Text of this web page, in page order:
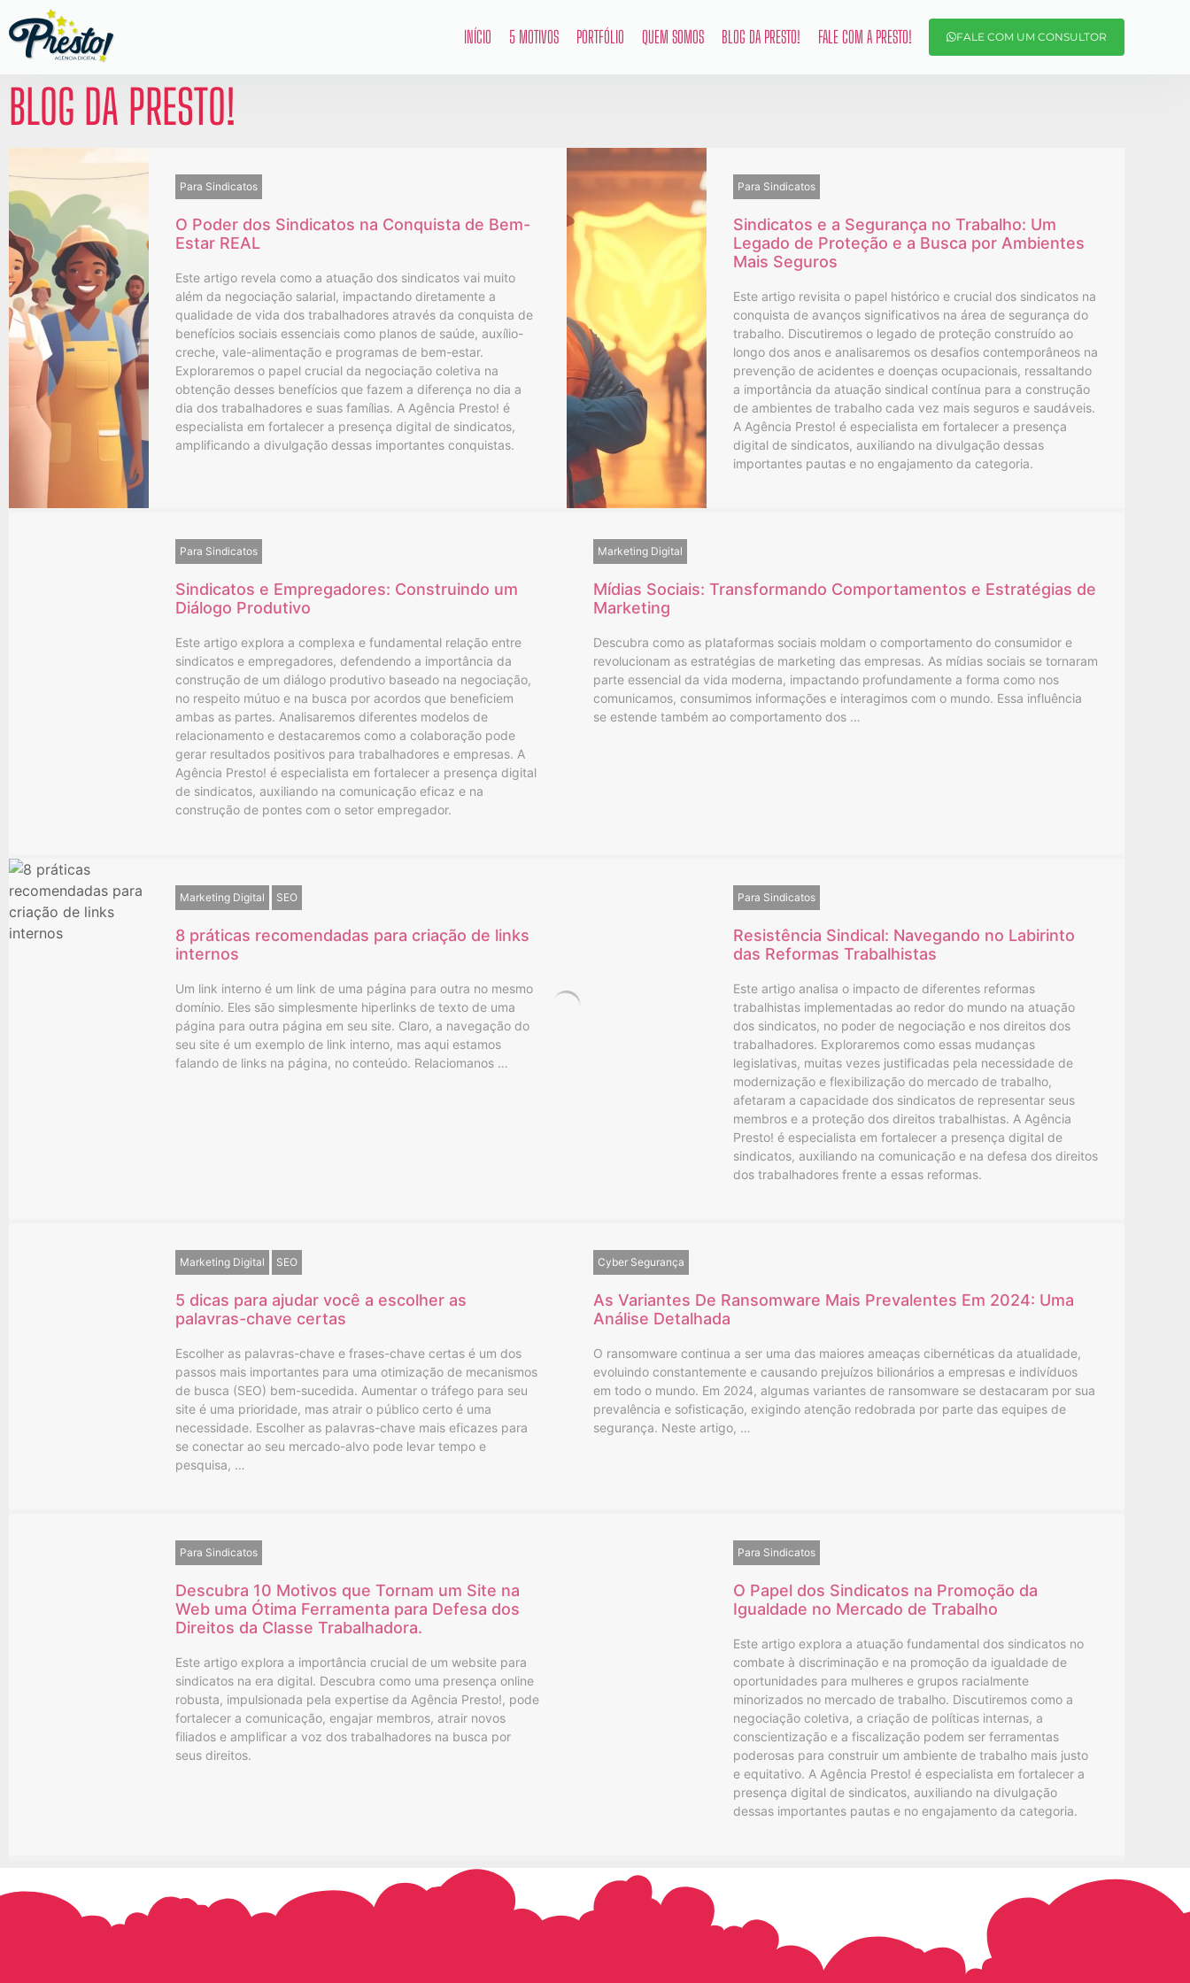
INÍCIO 5 MOTIVOS PORTFÓLIO QUEM SOMOS BLOG DA PRESTO! FALE COM A PRESTO! FALE COM UM CONSULTOR
BLOG DA PRESTO!
Para Sindicatos
O Poder dos Sindicatos na Conquista de Bem-
Estar REAL
Este artigo revela como a atuação dos sindicatos vai muito
além da negociação salarial, impactando diretamente a
qualidade de vida dos trabalhadores através da conquista de
benefícios sociais essenciais como planos de saúde, auxílio-
creche, vale-alimentação e programas de bem-estar.
Exploraremos o papel crucial da negociação coletiva na
obtenção desses benefícios que fazem a diferença no dia a
dia dos trabalhadores e suas famílias. A Agência Presto! é
especialista em fortalecer a presença digital de sindicatos,
amplificando a divulgação dessas importantes conquistas.
Para Sindicatos
Sindicatos e a Segurança no Trabalho: Um
Legado de Proteção e a Busca por Ambientes
Mais Seguros
Este artigo revisita o papel histórico e crucial dos sindicatos na
conquista de avanços significativos na área de segurança do
trabalho. Discutiremos o legado de proteção construído ao
longo dos anos e analisaremos os desafios contemporâneos na
prevenção de acidentes e doenças ocupacionais, ressaltando
a importância da atuação sindical contínua para a construção
de ambientes de trabalho cada vez mais seguros e saudáveis.
A Agência Presto! é especialista em fortalecer a presença
digital de sindicatos, auxiliando na divulgação dessas
importantes pautas e no engajamento da categoria.
Para Sindicatos
Sindicatos e Empregadores: Construindo um
Diálogo Produtivo
Este artigo explora a complexa e fundamental relação entre
sindicatos e empregadores, defendendo a importância da
construção de um diálogo produtivo baseado na negociação,
no respeito mútuo e na busca por acordos que beneficiem
ambas as partes. Analisaremos diferentes modelos de
relacionamento e destacaremos como a colaboração pode
gerar resultados positivos para trabalhadores e empresas. A
Agência Presto! é especialista em fortalecer a presença digital
de sindicatos, auxiliando na comunicação eficaz e na
construção de pontes com o setor empregador.
Marketing Digital
Mídias Sociais: Transformando Comportamentos e Estratégias de
Marketing
Descubra como as plataformas sociais moldam o comportamento do consumidor e
revolucionam as estratégias de marketing das empresas. As mídias sociais se tornaram
parte essencial da vida moderna, impactando profundamente a forma como nos
comunicamos, consumimos informações e interagimos com o mundo. Essa influência
se estende também ao comportamento dos …
Marketing Digital SEO
8 práticas recomendadas para criação de links
internos
Um link interno é um link de uma página para outra no mesmo
domínio. Eles são simplesmente hiperlinks de texto de uma
página para outra página em seu site. Claro, a navegação do
seu site é um exemplo de link interno, mas aqui estamos
falando de links na página, no conteúdo. Relaciomanos …
Para Sindicatos
Resistência Sindical: Navegando no Labirinto
das Reformas Trabalhistas
Este artigo analisa o impacto de diferentes reformas
trabalhistas implementadas ao redor do mundo na atuação
dos sindicatos, no poder de negociação e nos direitos dos
trabalhadores. Exploraremos como essas mudanças
legislativas, muitas vezes justificadas pela necessidade de
modernização e flexibilização do mercado de trabalho,
afetaram a capacidade dos sindicatos de representar seus
membros e a proteção dos direitos trabalhistas. A Agência
Presto! é especialista em fortalecer a presença digital de
sindicatos, auxiliando na comunicação e na defesa dos direitos
dos trabalhadores frente a essas reformas.
Marketing Digital SEO
5 dicas para ajudar você a escolher as
palavras-chave certas
Escolher as palavras-chave e frases-chave certas é um dos
passos mais importantes para uma otimização de mecanismos
de busca (SEO) bem-sucedida. Aumentar o tráfego para seu
site é uma prioridade, mas atrair o público certo é uma
necessidade. Escolher as palavras-chave mais eficazes para
se conectar ao seu mercado-alvo pode levar tempo e
pesquisa, …
Cyber Segurança
As Variantes De Ransomware Mais Prevalentes Em 2024: Uma
Análise Detalhada
O ransomware continua a ser uma das maiores ameaças cibernéticas da atualidade,
evoluindo constantemente e causando prejuízos bilionários a empresas e indivíduos
em todo o mundo. Em 2024, algumas variantes de ransomware se destacaram por sua
prevalência e sofisticação, exigindo atenção redobrada por parte das equipes de
segurança. Neste artigo, …
Para Sindicatos
Descubra 10 Motivos que Tornam um Site na
Web uma Ótima Ferramenta para Defesa dos
Direitos da Classe Trabalhadora.
Este artigo explora a importância crucial de um website para
sindicatos na era digital. Descubra como uma presença online
robusta, impulsionada pela expertise da Agência Presto!, pode
fortalecer a comunicação, engajar membros, atrair novos
filiados e amplificar a voz dos trabalhadores na busca por
seus direitos.
Para Sindicatos
O Papel dos Sindicatos na Promoção da
Igualdade no Mercado de Trabalho
Este artigo explora a atuação fundamental dos sindicatos no
combate à discriminação e na promoção da igualdade de
oportunidades para mulheres e grupos racialmente
minorizados no mercado de trabalho. Discutiremos como a
negociação coletiva, a criação de políticas internas, a
conscientização e a fiscalização podem ser ferramentas
poderosas para construir um ambiente de trabalho mais justo
e equitativo. A Agência Presto! é especialista em fortalecer a
presença digital de sindicatos, auxiliando na divulgação
dessas importantes pautas e no engajamento da categoria.